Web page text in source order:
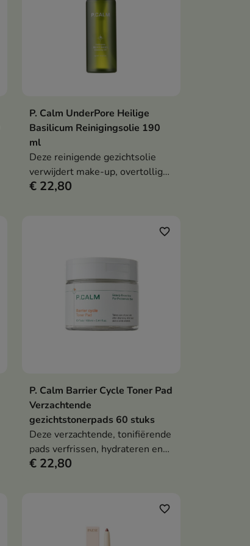
In winkelwagen
P. Calm UnderPore Heilige
Basilicum Reinigingsolie 190
ml
Deze reinigende gezichtsolie
verwijdert make-up, overtollig
talg en opgehoopte
squalaan en eucalyptus-, salie-,
helpt de huid te kalmeren, te
€ 22,80
In winkelwagen
favorite_border
P. Calm Barrier Cycle Toner Pad
Verzachtende
gezichtstonerpads 60 stuks
Deze verzachtende, tonifiërende
pads verfrissen, hydrateren en
ondersteunen het comfort van
allantoïne, natriumhyaluronaat,
centella helpt de beschermende
€ 22,80
favorite_border